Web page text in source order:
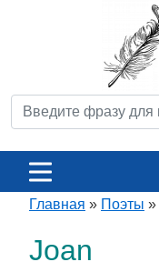
Главная » Поэты »
Joan